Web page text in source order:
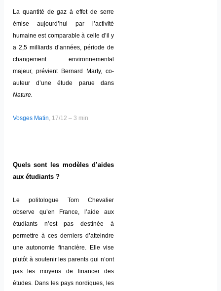
La quantité de gaz à effet de serre
émise aujourd’hui par l’activité
humaine est comparable à celle d’il y
a 2,5 milliards d’années, période de
changement environnemental
majeur, prévient Bernard Marty, co-
auteur d’une étude parue dans
Nature.
Vosges Matin, 17/12 – 3 min
Quels sont les modèles d’aides
aux étudiants ?
Le politologue Tom Chevalier
observe qu’en France, l’aide aux
étudiants n’est pas destinée à
permettre à ces derniers d’atteindre
une autonomie financière. Elle vise
plutôt à soutenir les parents qui n’ont
pas les moyens de financer des
études. Dans les pays nordiques, les